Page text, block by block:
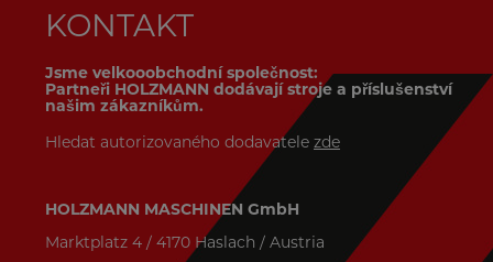
KONTAKT
Jsme velkooobchodní společnost:
Partneři HOLZMANN dodávají stroje a příslušenství
našim zákazníkům.
Hledat autorizovaného dodavatele zde
HOLZMANN MASCHINEN GmbH
Marktplatz 4 / 4170 Haslach / Austria